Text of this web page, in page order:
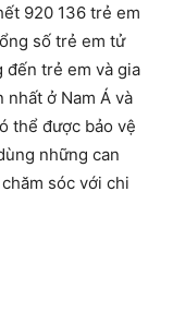
920 136 trẻ em
số trẻ em tử
đến trẻ em và gia
ở Nam Á và
thể được bảo vệ
những can
sóc với chi